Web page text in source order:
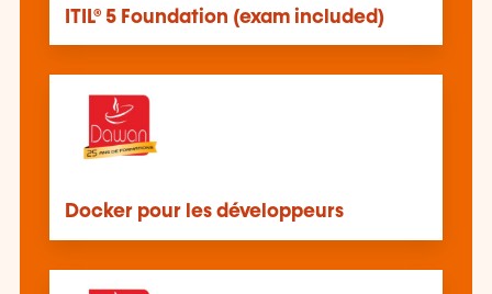
ITIL® 5 Foundation (exam included)
Docker pour les développeurs